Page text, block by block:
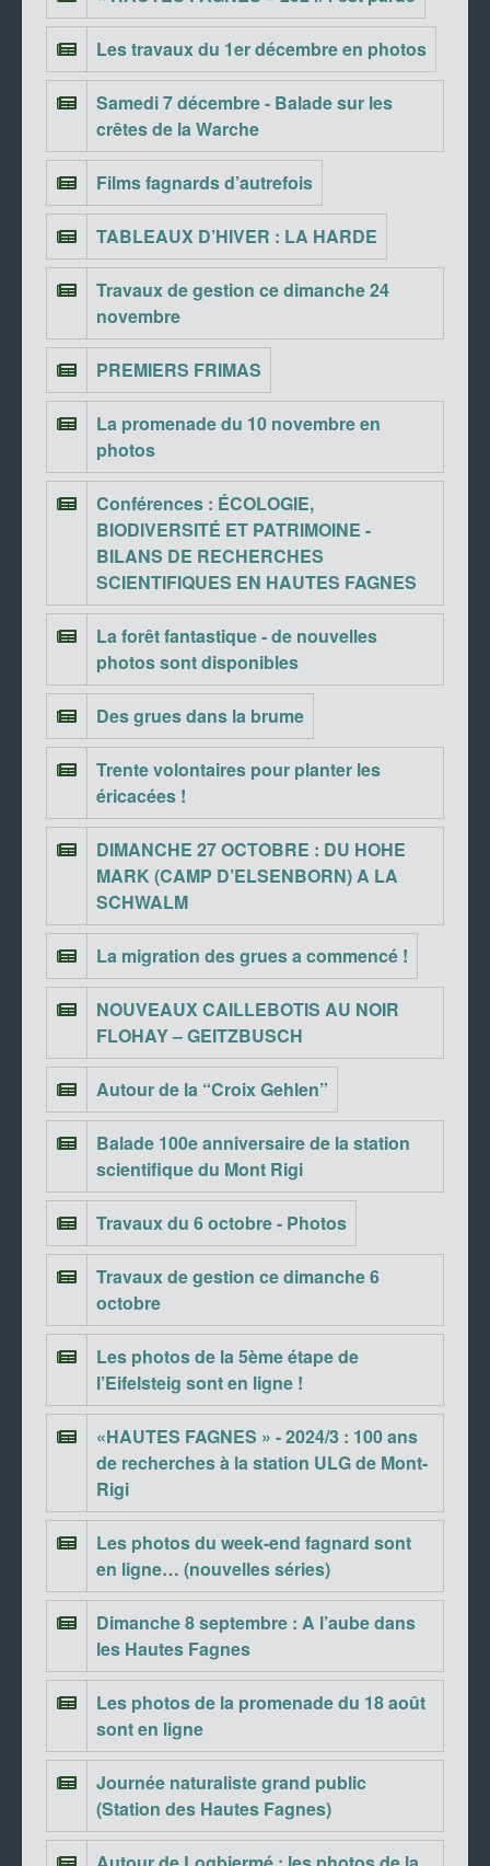
Les travaux du 1er décembre en photos
Samedi 7 décembre - Balade sur les
crêtes de la Warche
Films fagnards d’autrefois
TABLEAUX D’HIVER : LA HARDE
Travaux de gestion ce dimanche 24
novembre
PREMIERS FRIMAS
La promenade du 10 novembre en
photos
Conférences : ÉCOLOGIE,
BIODIVERSITÉ ET PATRIMOINE -
BILANS DE RECHERCHES
SCIENTIFIQUES EN HAUTES FAGNES
La forêt fantastique - de nouvelles
photos sont disponibles
Des grues dans la brume
Trente volontaires pour planter les
éricacées !
DIMANCHE 27 OCTOBRE : DU HOHE
MARK (CAMP D’ELSENBORN) A LA
SCHWALM
La migration des grues a commencé !
NOUVEAUX CAILLEBOTIS AU NOIR
FLOHAY – GEITZBUSCH
Autour de la “Croix Gehlen”
Balade 100e anniversaire de la station
scientifique du Mont Rigi
Travaux du 6 octobre - Photos
Travaux de gestion ce dimanche 6
octobre
Les photos de la 5ème étape de
l’Eifelsteig sont en ligne !
«HAUTES FAGNES » - 2024/3 : 100 ans
de recherches à la station ULG de Mont-
Rigi
Les photos du week-end fagnard sont
en ligne… (nouvelles séries)
Dimanche 8 septembre : A l’aube dans
les Hautes Fagnes
Les photos de la promenade du 18 août
sont en ligne
Journée naturaliste grand public
(Station des Hautes Fagnes)